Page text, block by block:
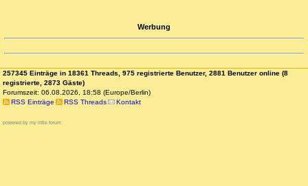
Werbung
257345 Einträge in 18361 Threads, 975 registrierte Benutzer, 2881 Benutzer online (8
registrierte, 2873 Gäste)
Forumszeit: 06.08.2026, 18:58 (Europe/Berlin)
RSS Einträge
RSS Threads Kontakt
powered by my little forum